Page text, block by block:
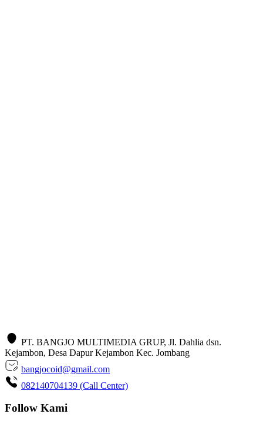
PT. BANGJO MULTIMEDIA GRUP, Jl. Dahlia dsn.
Kejambon, Desa Dapur Kejambon Kec. Jombang
bangjocoid@gmail.com
082140704139 (Call Center)
Follow Kami